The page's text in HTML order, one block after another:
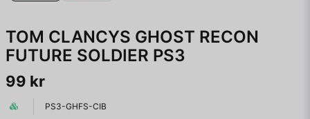
TOM CLANCYS GHOST RECON
FUTURE SOLDIER PS3
99 kr
PS3-GHFS-CIB